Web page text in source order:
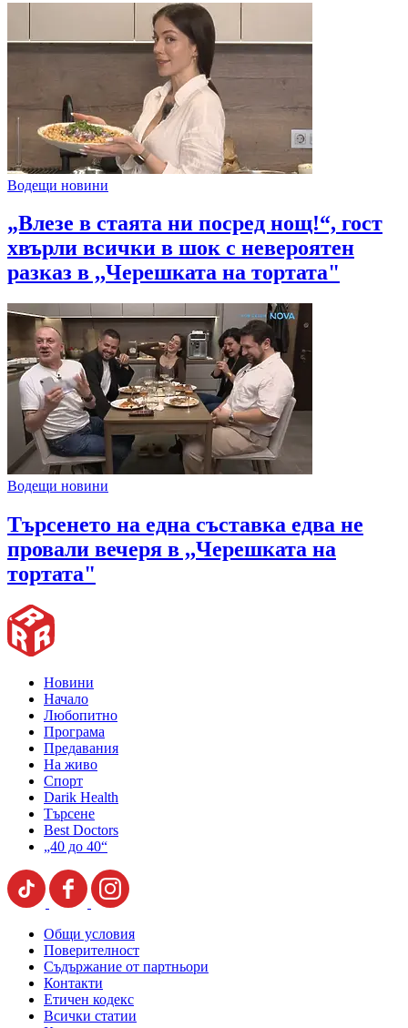
Водещи новини
„Влезе в стаята ни посред нощ!“, гост
хвърли всички в шок с невероятен
разказ в ,,Черешката на тортата"
Водещи новини
Търсенето на една съставка едва не
провали вечеря в ,,Черешката на
тортата"
Новини
Начало
Любопитно
Програма
Предавания
На живо
Спорт
Darik Health
Търсене
Best Doctors
„40 до 40“
Общи условия
Поверителност
Съдържание от партньори
Контакти
Етичен кодекс
Всички статии